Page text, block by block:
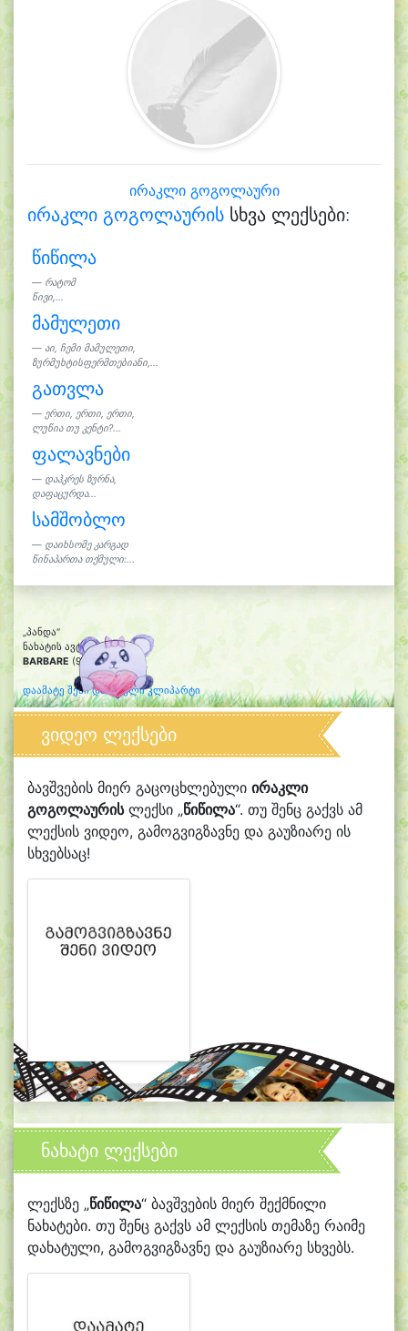
ირაკლი გოგოლაური
ირაკლი გოგოლაურის სხვა ლექსები:
წიწილა
რატომ
წივი,...
მამულეთი
აი, ჩემი მამულეთი,
ზურმუხტისფერმთებიანი,...
გათვლა
ერთი, ერთი, ერთი,
ლუწია თუ კენტი?...
ფალავნები
დაჰკრეს ზურნა,
დაფაცურდა...
სამშობლო
დაიხსომე კარგად
წინაპართა თქმული:...
„პანდა“
ნახატის ავტორი:
BARBARE (9)
დაამატე შენი დახატული კლიპარტი
ვიდეო ლექსები
ბავშვების მიერ გაცოცხლებული ირაკლი
გოგოლაურისლექსი „წიწილა“. თუ შენც გაქვს ამ
ლექსის ვიდეო, გამოგვიგზავნე და გაუზიარე ის
სხვებსაც!
ნახატი ლექსები
ლექსზე „წიწილა“ ბავშვების მიერ შექმნილი
ნახატები. თუ შენც გაქვს ამ ლექსის თემაზე რაიმე
დახატული, გამოგვიგზავნე და გაუზიარე სხვებს.